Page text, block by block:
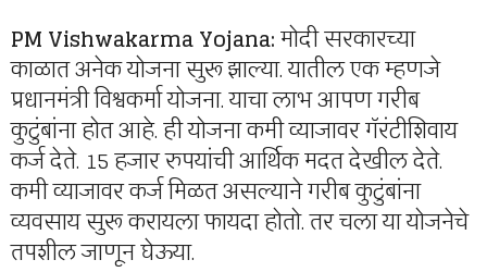
PM Vishwakarma Yojana:मोदी सरकारच्या
काळात अनेक योजना सुरू झाल्या. यातील एक म्हणजे
प्रधानमंत्री विश्वकर्मा योजना. याचा लाभ आपण गरीब
कुटुंबांना होत आहे. ही योजना कमी व्याजावर गॅरंटीशिवाय
कर्ज देते. 15 हजार रुपयांची आर्थिक मदत देखील देते.
कमी व्याजावर कर्ज मिळत असल्याने गरीब कुटुंबांना
व्यवसाय सुरू करायला फायदा होतो. तर चला या योजनेचे
तपशील जाणून घेऊया.